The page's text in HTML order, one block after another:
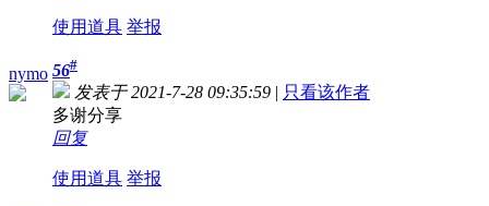
使用道具 举报
nymo 56#
发表于 2021-7-28 09:35:59 | 只看该作者
多谢分享
回复
使用道具 举报